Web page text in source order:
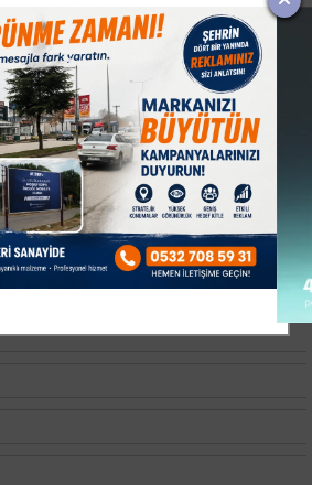
ise yerel yönetimlerin hizmet
dolayısıyla halkın
Büyükşehir yasasıyla
olan iki belediyenin
sorumluluk almaktan kaçtığına
var olan sorunların ivedilikle
sorunlara yeni sorunlar
YORUM GAZETESİ'NDE